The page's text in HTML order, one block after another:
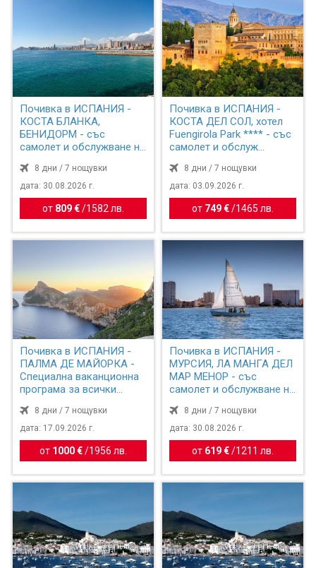
Почивка в ИСПАНИЯ -
КОСТА БЛАНКА,
БЕНИДОРМ - със
самолет и обслужване на
8 дни / 7 нощувки
дата: 30.08.2026 г.
от 809 € / 1582 лв.
Почивка в ИСПАНИЯ -
КОСТА ДЕЛ СОЛ, хотел
Fuengirola Park **** - със
самолет и обслуж...
8 дни / 7 нощувки
дата: 03.09.2026 г.
от 749 €/ 1465 лв.
Почивка в ИСПАНИЯ -
ПАЛМА ДЕ МАЙОРКА -
Специална ваканционна
програма за всички
8 дни / 7 нощувки
дата: 17.09.2026 г.
от 1000 € / 1956 лв.
Почивка в ИСПАНИЯ -
МУРСИЯ, ЛА МАНГА ДЕЛ
МАР МЕНОР - със
самолет и обслужване на
8 дни / 7 нощувки
дата: 30.08.2026 г.
от 619 €/ 1211 лв.